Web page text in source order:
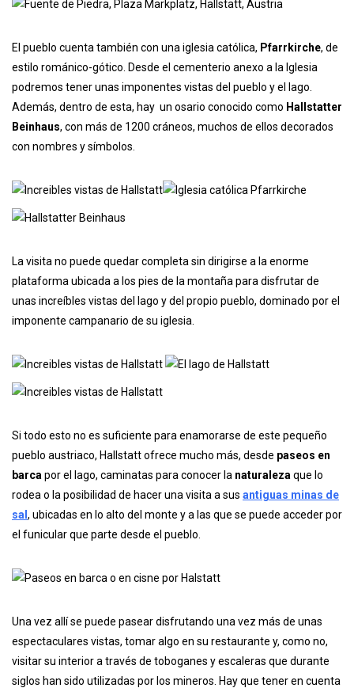
El pueblo cuenta también con una iglesia católica, Pfarrkirche, de
estilo románico-gótico. Desde el cementerio anexo a la Iglesia
podremos tener unas imponentes vistas del pueblo y el lago.
Además, dentro de esta, hay un osario conocido como Hallstatter
Beinhaus, con más de 1200 cráneos, muchos de ellos decorados
con nombres y símbolos.
La visita no puede quedar completa sin dirigirse a la enorme
plataforma ubicada a los pies de la montaña para disfrutar de
unas increíbles vistas del lago y del propio pueblo, dominado por el
imponente campanario de su iglesia.
Si todo esto no es suficiente para enamorarse de este pequeño
pueblo austriaco, Hallstatt ofrece mucho más, desde paseos en
barca por el lago, caminatas para conocer la naturaleza que lo
rodea o la posibilidad de hacer una visita a sus antiguas minas de
sal , ubicadas en lo alto del monte y a las que se puede acceder por
el funicular que parte desde el pueblo.
Una vez allí se puede pasear disfrutando una vez más de unas
espectaculares vistas, tomar algo en su restaurante y, como no,
visitar su interior a través de toboganes y escaleras que durante
siglos han sido utilizadas por los mineros. Hay que tener en cuenta